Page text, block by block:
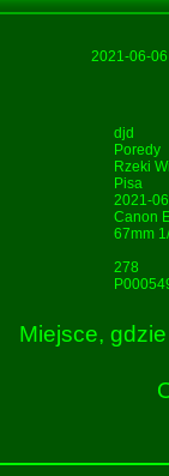
2021-06-
djd
Poredy
Rzeki
Pisa
2021-
Canon
67mm
278
Miejsce,